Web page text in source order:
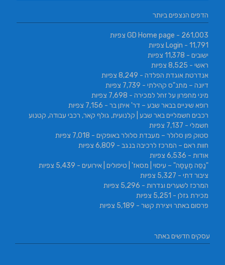
הדפים הנצפים ביותר
GD Home page - 261,003 צפיות
Login - 11,791 צפיות
ישובים - 11,378 צפיות
ראשי - 8,525 צפיות
אנדרטת אוגדת הפלדה - 8,249 צפיות
דיונה – מתנ"ס קהילתי - 7,739 צפיות
מיני מחפרון על זחל למכירה - 7,698 צפיות
רופא שיניים בבאר שבע – דר' איתן בר - 7,156 צפיות
רכבים חשמליים באר שבע | קלנועית, גולף קאר, רכבי עבודה, קטנוע
חשמלי - 7,137 צפיות
סטוק פון סלולר – מעבדת סלולר באופקים - 7,018 צפיות
חוות ראם – המרכז לרכיבה בנגב - 6,809 צפיות
אודות - 6,536 צפיות
"נַסֵּה מְעַסֶּה" – עיסוי | מסאז' | טיפולים | אירועים - 5,439 צפיות
ציבור דתי - 5,327 צפיות
המרכז לשערים וגדרות - 5,296 צפיות
מכירת גזלן - 5,251 צפיות
פרסום באתר ויצירת קשר - 5,189 צפיות
עסקים חדשים באתר